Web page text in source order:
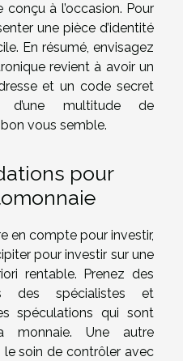
à l’occasion. Pour
une pièce d’identité
En résumé, envisagez
revient à avoir un
et un code secret
multitude de
vous semble.
pour
en compte pour investir,
pour investir sur une
rentable. Prenez des
des spécialistes et
spéculations qui sont
monnaie. Une autre
soin de contrôler avec